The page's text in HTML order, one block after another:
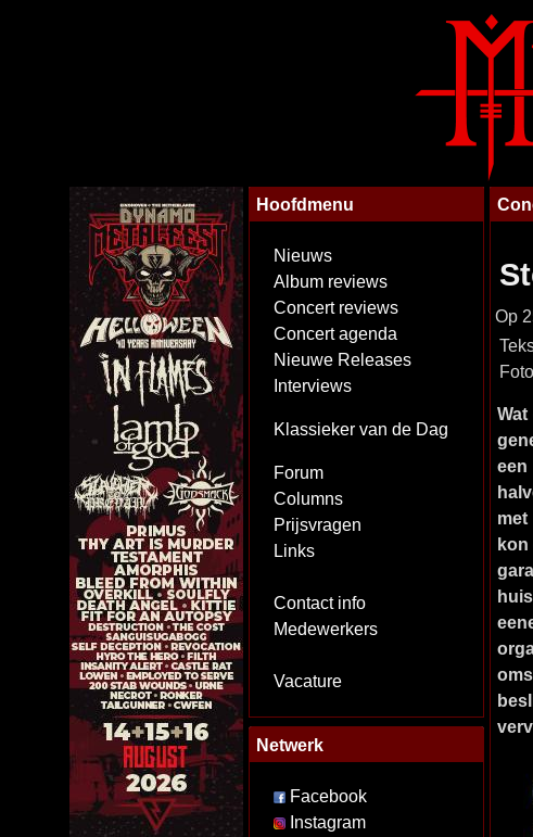
Hoofdmenu
Nieuws
Album reviews
Concert reviews
Concert agenda
Nieuwe Releases
Interviews
Klassieker van de Dag
Forum
Columns
Prijsvragen
Links
Contact info
Medewerkers
Vacature
Netwerk
Facebook
Instagram
Op
kon